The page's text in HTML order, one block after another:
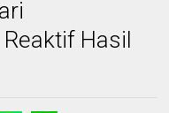
Reaktif Hasil